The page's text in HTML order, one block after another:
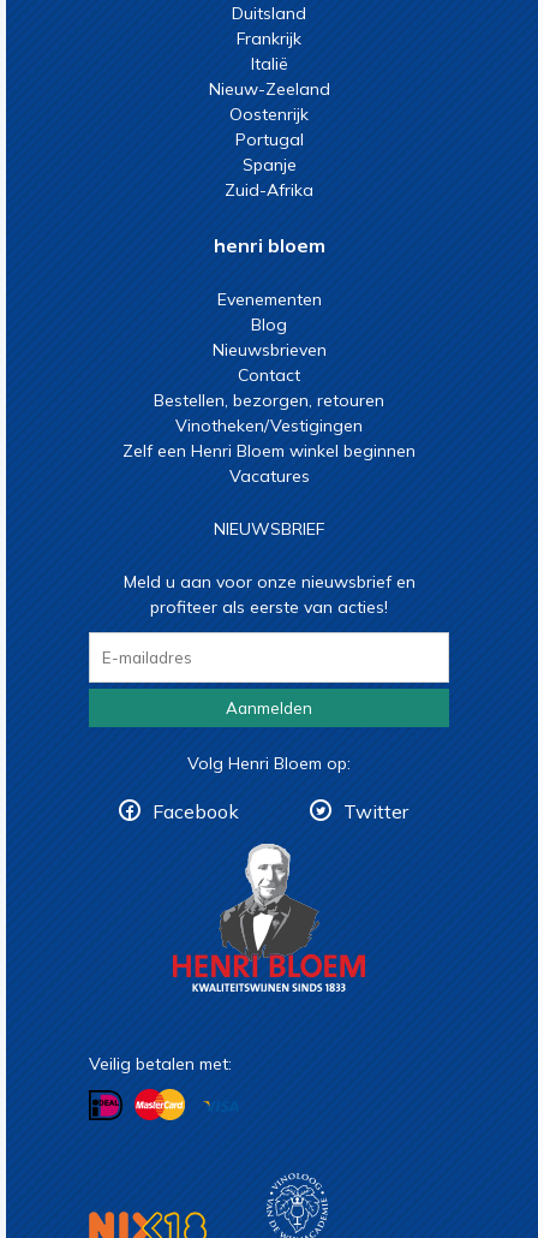
Duitsland
Frankrijk
Italië
Nieuw-Zeeland
Oostenrijk
Portugal
Spanje
Zuid-Afrika
henri bloem
Evenementen
Blog
Nieuwsbrieven
Contact
Bestellen, bezorgen, retouren
Vinotheken/Vestigingen
Zelf een Henri Bloem winkel beginnen
Vacatures
NIEUWSBRIEF
Meld u aan voor onze nieuwsbrief en
profiteer als eerste van acties!
Aanmelden
Volg Henri Bloem op:
Facebook Twitter
Veilig betalen met: